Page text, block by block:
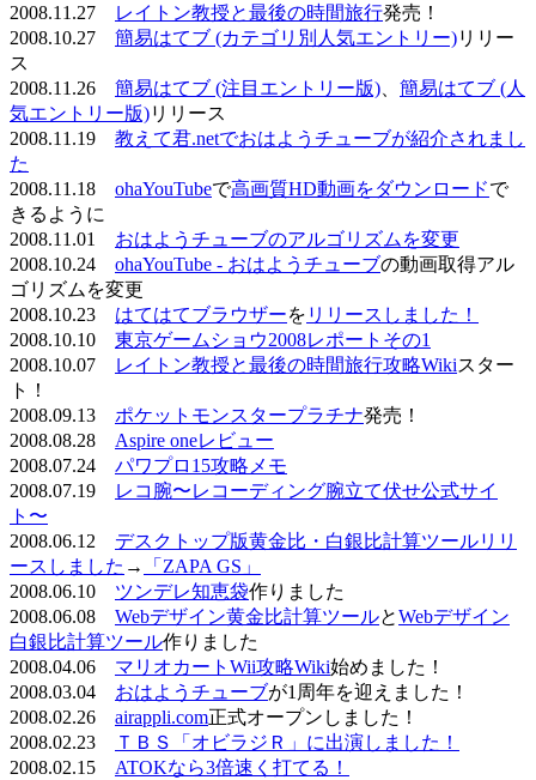
2008.11.27
レイトン教授と最後の時間旅行発売！
2008.10.27 簡易はてブ (カテゴリ別人気エントリー)リリー
ス
2008.11.26 簡易はてブ (注目エントリー版)
簡易はてブ (人
気エントリー版)リリース
2008.11.19 教えて君.netでおはようチューブが紹介されまし
た
2008.11.18 ohaYouTubeで高画質HD動画をダウンロードで
きるように
2008.11.01 おはようチューブのアルゴリズムを変更
2008.10.24 ohaYouTube - おはようチューブの動画取得アル
ゴリズムを変更
2008.10.23 はてはてブラウザーを リリースしました！
2008.10.10 東京ゲームショウ2008レポートその1
2008.10.07
レイトン教授と最後の時間旅行攻略Wikiスター
ト！
2008.09.13 ポケットモンスタープラチナ発売！
2008.08.28 Aspire oneレビュー
2008.07.24 パワプロ15攻略メモ
2008.07.19
レコ腕〜レコーディング腕立て伏せ公式サイ
ト〜
2008.06.12 デスクトップ版黄金比・白銀比計算ツールリリ
ースしました →
「ZAPA GS」
2008.06.10 ツンデレ知恵袋作りました
2008.06.08 Webデザイン黄金比計算ツールとWebデザイン
白銀比計算ツール作りました
2008.04.06 マリオカートWii攻略Wiki始めました！
2008.03.04 おはようチューブが1周年を迎えました！
2008.02.26 airappli.com正式オープンしました！
2008.02.23
ＴＢＳ「オビラジＲ」に出演しました！
2008.02.15 ATOKなら3倍速く打てる！